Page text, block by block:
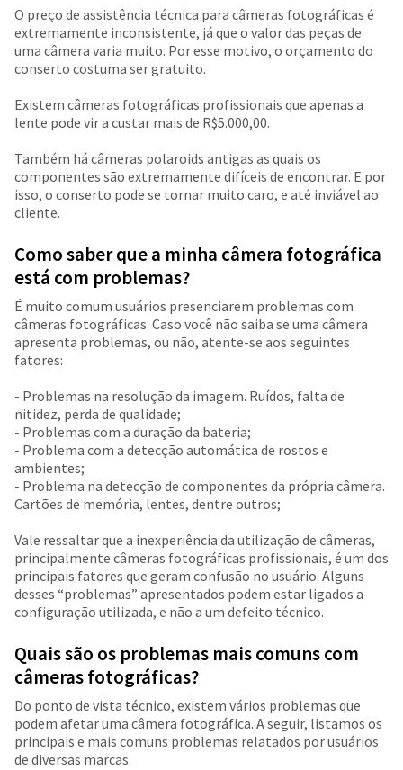
O preço de assistência técnica para câmeras fotográficas é
extremamente inconsistente, já que o valor das peças de
uma câmera varia muito. Por esse motivo, o orçamento do
conserto costuma ser gratuito.
Existem câmeras fotográficas profissionais que apenas a
lente pode vir a custar mais de R$5.000,00.
Também há câmeras polaroids antigas as quais os
componentes são extremamente difíceis de encontrar. E por
isso, o conserto pode se tornar muito caro, e até inviável ao
cliente.
Como saber que a minha câmera fotográfica
está com problemas?
É muito comum usuários presenciarem problemas com
câmeras fotográficas. Caso você não saiba se uma câmera
apresenta problemas, ou não, atente-se aos seguintes
fatores:
- Problemas na resolução da imagem. Ruídos, falta de
nitidez, perda de qualidade;
- Problemas com a duração da bateria;
- Problema com a detecção automática de rostos e
ambientes;
- Problema na detecção de componentes da própria câmera.
Cartões de memória, lentes, dentre outros;
Vale ressaltar que a inexperiência da utilização de câmeras,
principalmente câmeras fotográficas profissionais, é um dos
principais fatores que geram confusão no usuário. Alguns
desses “problemas” apresentados podem estar ligados a
configuração utilizada, e não a um defeito técnico.
Quais são os problemas mais comuns com
câmeras fotográficas?
Do ponto de vista técnico, existem vários problemas que
podem afetar uma câmera fotográfica. A seguir, listamos os
principais e mais comuns problemas relatados por usuários
de diversas marcas.